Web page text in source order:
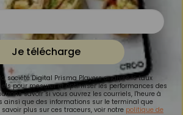
Je télécharge
société Digital Prisma Players analyse le taux
pour mesurer et optimiser les performances des
savoir si vous ouvrez les courriels, l'heure à
ainsi que des informations sur le terminal que
plus sur ces traceurs, voir notre politique de